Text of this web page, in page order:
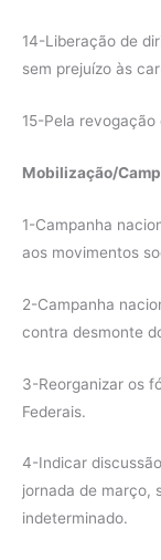
14-Liberação de
sem prejuízo às
15-Pela revogação
Mobilização/
1-Campanha
aos movimentos
2-Campanha
contra desmonte
3-Reorganizar os
Federais.
4-Indicar
jornada de março,
indeterminado.